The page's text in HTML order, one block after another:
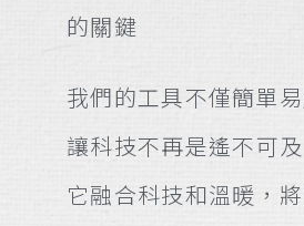
的關鍵
我們的工具不僅簡單
讓科技不再是遙不可
它融合科技和溫暖，